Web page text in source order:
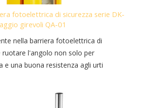
fotoelettrica di sicurezza serie DK-
girevoli QA-01
nella barriera fotoelettrica di
ruotare l'angolo non solo per
e una buona resistenza agli urti